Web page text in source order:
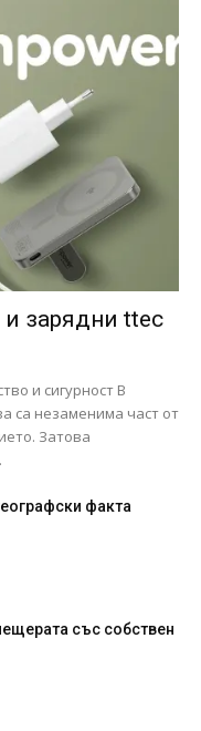
зарядни ttec
и сигурност В
са незаменима част от
Затова
факта
със собствен